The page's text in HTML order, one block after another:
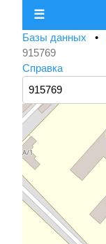
☰
Базы данных •
915769
Справка